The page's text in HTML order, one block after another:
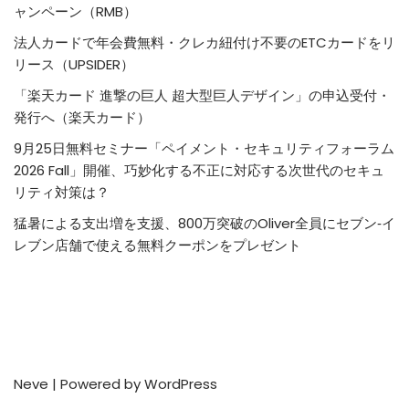
ャンペーン（RMB）
法人カードで年会費無料・クレカ紐付け不要のETCカードをリ
リース（UPSIDER）
「楽天カード 進撃の巨人 超大型巨人デザイン」の申込受付・
発行へ（楽天カード）
9月25日無料セミナー「ペイメント・セキュリティフォーラム
2026 Fall」開催、巧妙化する不正に対応する次世代のセキュ
リティ対策は？
猛暑による支出増を支援、800万突破のOliver全員にセブン‐イ
レブン店舗で使える無料クーポンをプレゼント
Neve | Powered byWordPress